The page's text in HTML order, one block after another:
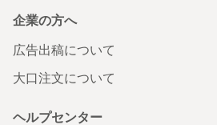
企業の方へ
広告出稿について
大口注文について
ヘルプセンター